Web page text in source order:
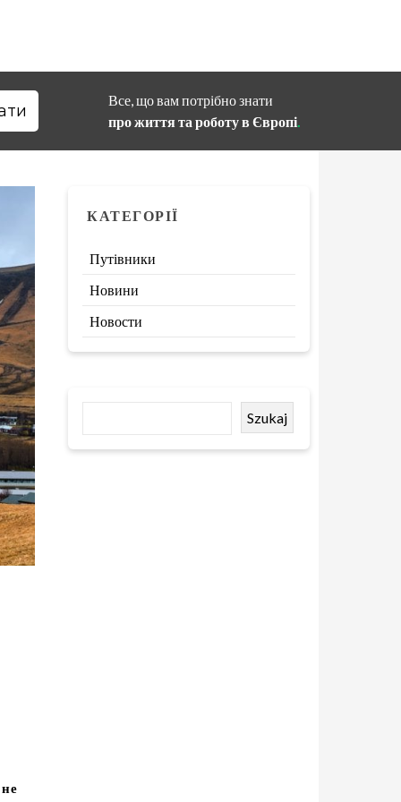
Все, що вам потрібно знати
про життя та роботу в Європі.
КАТЕГОРІЇ
Путівники
Новини
Новости
Szukaj